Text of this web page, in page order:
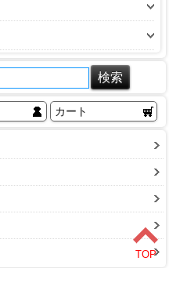
カート